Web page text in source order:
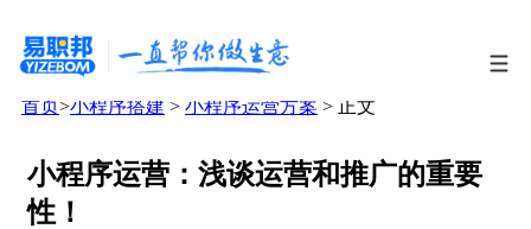
首页>小程序搭建 > 小程序运营方案 > 正文
小程序运营：浅谈运营和推广的重要
性！